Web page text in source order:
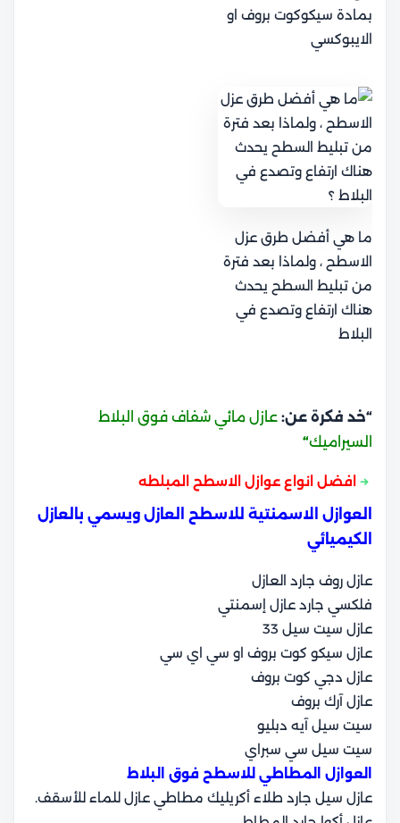
بمادة سيكوكوت بروف او
الايبوكسي
ما هي أفضل طرق عزل
الاسطح ، ولماذا بعد فترة
من تبليط السطح يحدث
هناك ارتفاع وتصدع في
البلاط
“خد فكرة عن: عازل مائي شفاف فوق البلاط
السيراميك“
افضل انواع عوازل الاسطح المبلطه
العوازل الاسمنتية للاسطح العازل ويسمي بالعازل
الكيميائي
عازل روف جارد العازل
فلكسي جارد عازل إسمنتي
عازل سيت سيل 33
عازل سيكو كوت بروف او سي اي سي
عازل دجي كوت بروف
عازل آرك بروف
سيت سيل آيه دبليو
سيت سيل سي سبراي
العوازل المطاطي للاسطح فوق البلاط
عازل سيل جارد طلاء أكريليك مطاطي عازل للماء للأسقف.